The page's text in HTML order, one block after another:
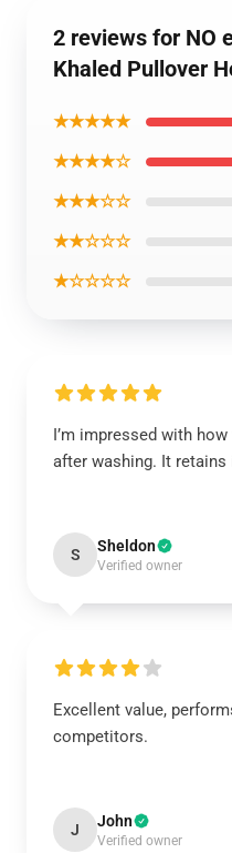
2 reviews for NO
Khaled Pullover
★★★★★
★★★★☆
★★★☆☆
★★☆☆☆
★☆☆☆☆
I’m impressed with
after washing. It
S Sheldon
Verified owner
Excellent value,
competitors.
J John
Verified owner